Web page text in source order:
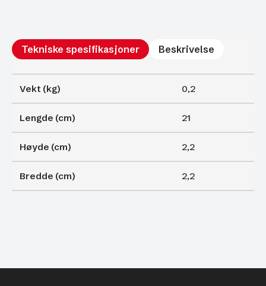
Tekniske spesifikasjoner Beskrivelse
Vekt (kg) 0,2
Lengde (cm) 21
Høyde (cm) 2,2
Bredde (cm) 2,2